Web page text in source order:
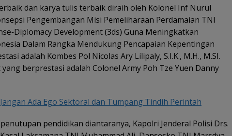
dan karya tulis terbaik diraih oleh Kolonel Inf Nurul
Pengembangan Misi Pemeliharaan Perdamaian TNI
Diplomacy Development (3ds) Guna Meningkatkan
Dalam Rangka Mendukung Pencapaian Kepentingan
adalah Kombes Pol Nicolas Ary Lilipaly, S.I.K., M.H., M.SI.
berprestasi adalah Colonel Army Poh Tze Yuen Danny
Ada Ego Sektoral dan Tumpang Tindih Perintah
pendidikan diantaranya, Kapolri Jenderal Polisi Drs.